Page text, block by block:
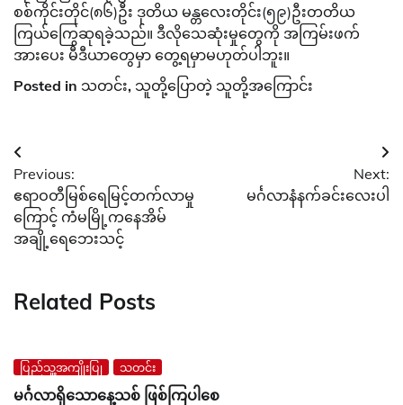
စစ်ကိုင်းတိုင်(၈၆)ဦး ဒုတိယ မန္တလေးတိုင်း(၅၉)ဦးတတိယ
ကြယ်ကြွေဆုရခဲ့သည်။ ဒီလိုသေဆုံးမှုတွေကို အကြမ်းဖက်
အားပေး မီဒီယာတွေမှာ တွေ့ရမှာမဟုတ်ပါဘူး။
Posted in သတင်း, သူတို့ပြောတဲ့ သူတို့အကြောင်း
Post
navigation
Previous:
ဧရာဝတီမြစ်ရေမြင့်တက်လာမှု
ကြောင့် ကံမမြို့ကနေအိမ်
အချို့ရေဘေးသင့်
Next:
မင်္ဂလာနံနက်ခင်းလေးပါ
Related Posts
ပြည်သူ့အကျိုးပြု သတင်း
မင်္ဂလာရှိသောနေ့သစ် ဖြစ်ကြပါစေ‌